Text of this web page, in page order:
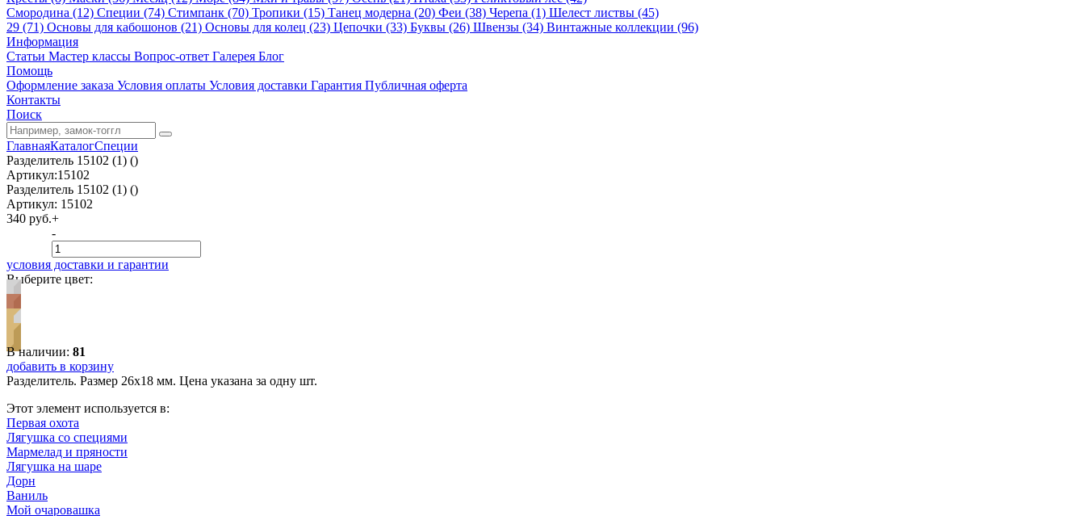
Смородина (12) Специи (74) Стимпанк (70) Тропики (15) Танец модерна (20) Феи (38) Черепа (1) Шелест листвы (45)
29 (71) Основы для кабошонов (21) Основы для колец (23) Цепочки (33) Буквы (26) Швензы (34) Винтажные коллекции (96)
Информация
Статьи Мастер классы Вопрос-ответ Галерея Блог
Помощь
Оформление заказа Условия оплаты Условия доставки Гарантия Публичная оферта
Контакты
Поиск
ГлавнаяКаталогСпеции
Разделитель 15102 (1) ()
Артикул:15102
Разделитель 15102 (1) ()
Артикул: 15102
340 руб.+
-
условия доставки и гарантии
Выберите цвет:
В наличии: 81
добавить в корзину
Разделитель. Размер 26х18 мм. Цена указана за одну шт.
Этот элемент используется в:
Первая охота
Лягушка со специями
Мармелад и пряности
Лягушка на шаре
Дорн
Ваниль
Мой очаровашка